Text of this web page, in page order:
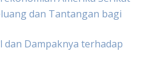
dan Tantangan bagi
dan Dampaknya terhadap